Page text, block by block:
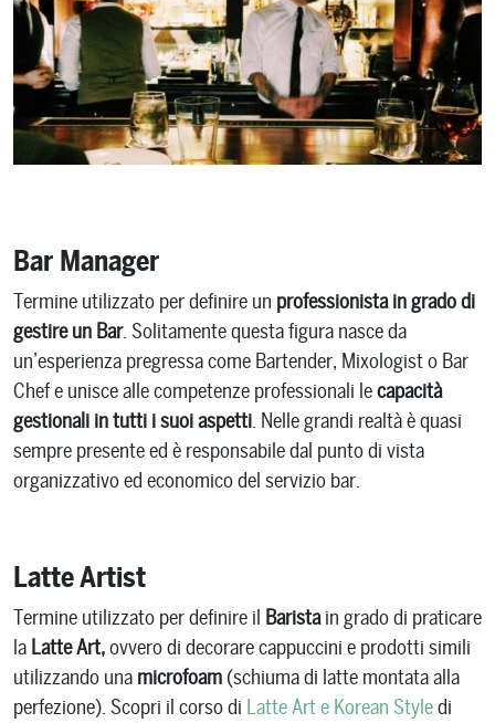
Bar Manager
Termine utilizzato per definire un professionista in grado di
gestire un Bar. Solitamente questa figura nasce da
un’esperienza pregressa come Bartender, Mixologist o Bar
Chef e unisce alle competenze professionali lecapacità
gestionali in tutti i suoi aspetti . Nelle grandi realtà è quasi
sempre presente ed è responsabile dal punto di vista
organizzativo ed economico del servizio bar.
Latte Artist
Termine utilizzato per definire il Baristain grado di praticare
la Latte Art,ovvero di decorare cappuccini e prodotti simili
utilizzando una microfoam (schiuma di latte montata alla
perfezione). Scopri il corso di Latte Art e Korean Styledi